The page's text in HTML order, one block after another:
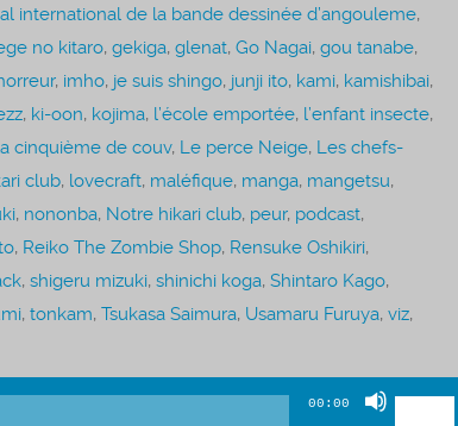
international de la bande dessinée d’angouleme,
no kitaro, gekiga, glenat, Go Nagai, gou tanabe,
, imho, je suis shingo, junji ito, kami, kamishibai,
, ki-oon, kojima, l’école emportée, l’enfant insecte,
cinquième de couv, Le perce Neige, Les chefs-
club, lovecraft, maléfique, manga, mangetsu,
, nononba, Notre hikari club, peur, podcast,
, Reiko The Zombie Shop, Rensuke Oshikiri,
, shigeru mizuki, shinichi koga, Shintaro Kago,
, tonkam, Tsukasa Saimura, Usamaru Furuya, viz,
00:00
Utilisez